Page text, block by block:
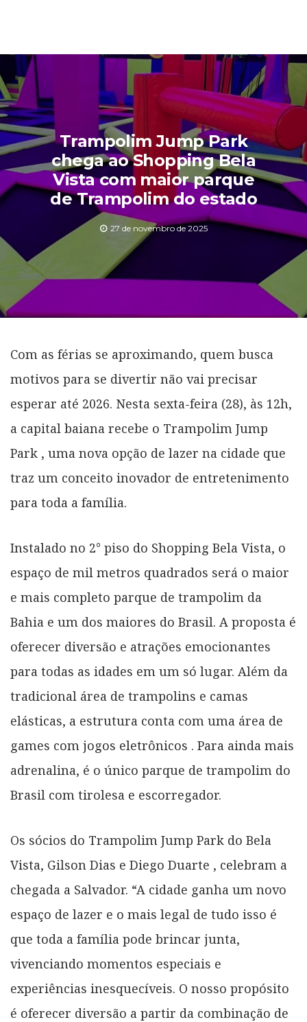
Trampolim Jump Park
chega ao Shopping Bela
Vista com maior parque
de Trampolim do estado
27 de novembro de 2025
Com as férias se aproximando, quem busca
motivos para se divertir não vai precisar
esperar até 2026. Nesta sexta-feira (28), às 12h,
a capital baiana recebe o Trampolim Jump
Park , uma nova opção de lazer na cidade que
traz um conceito inovador de entretenimento
para toda a família.
Instalado no 2° piso do Shopping Bela Vista, o
espaço de mil metros quadrados será o maior
e mais completo parque de trampolim da
Bahia e um dos maiores do Brasil. A proposta é
oferecer diversão e atrações emocionantes
para todas as idades em um só lugar. Além da
tradicional área de trampolins e camas
elásticas, a estrutura conta com uma área de
games com jogos eletrônicos . Para ainda mais
adrenalina, é o único parque de trampolim do
Brasil com tirolesa e escorregador.
Os sócios do Trampolim Jump Park do Bela
Vista, Gilson Dias e Diego Duarte , celebram a
chegada a Salvador. “A cidade ganha um novo
espaço de lazer e o mais legal de tudo isso é
que toda a família pode brincar junta,
vivenciando momentos especiais e
experiências inesquecíveis. O nosso propósito
é oferecer diversão a partir da combinação de